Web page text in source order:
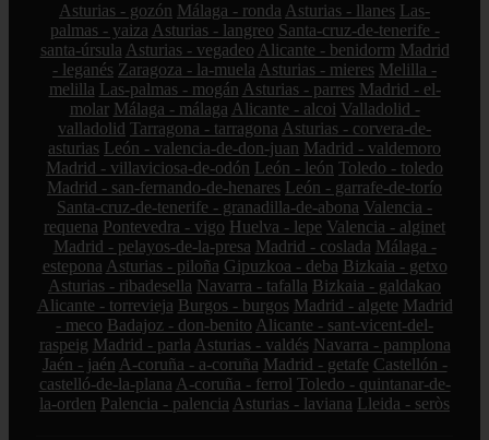
Asturias - gozón Málaga - ronda Asturias - llanes Las-
palmas - yaiza Asturias - langreo Santa-cruz-de-tenerife -
santa-úrsula Asturias - vegadeo Alicante - benidorm Madrid
- leganés Zaragoza - la-muela Asturias - mieres Melilla -
melilla Las-palmas - mogán Asturias - parres Madrid - el-
molar Málaga - málaga Alicante - alcoi Valladolid -
valladolid Tarragona - tarragona Asturias - corvera-de-
asturias León - valencia-de-don-juan Madrid - valdemoro
Madrid - villaviciosa-de-odón León - león Toledo - toledo
Madrid - san-fernando-de-henares León - garrafe-de-torío
Santa-cruz-de-tenerife - granadilla-de-abona Valencia -
requena Pontevedra - vigo Huelva - lepe Valencia - alginet
Madrid - pelayos-de-la-presa Madrid - coslada Málaga -
estepona Asturias - piloña Gipuzkoa - deba Bizkaia - getxo
Asturias - ribadesella Navarra - tafalla Bizkaia - galdakao
Alicante - torrevieja Burgos - burgos Madrid - algete Madrid
- meco Badajoz - don-benito Alicante - sant-vicent-del-
raspeig Madrid - parla Asturias - valdés Navarra - pamplona
Jaén - jaén A-coruña - a-coruña Madrid - getafe Castellón -
castelló-de-la-plana A-coruña - ferrol Toledo - quintanar-de-
la-orden Palencia - palencia Asturias - laviana Lleida - seròs